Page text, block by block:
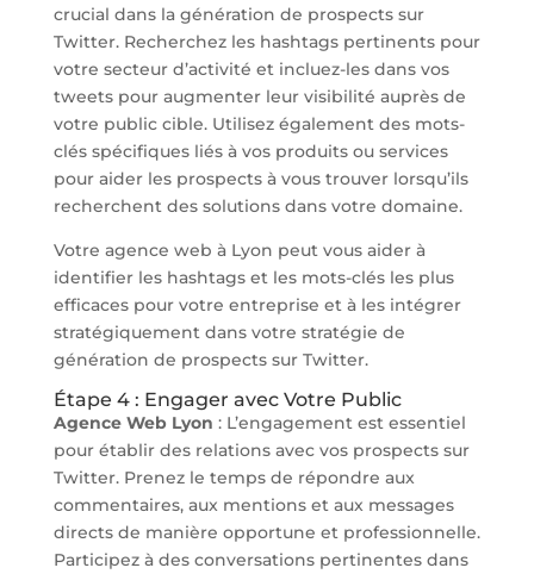
crucial dans la génération de prospects sur
Twitter. Recherchez les hashtags pertinents pour
votre secteur d’activité et incluez-les dans vos
tweets pour augmenter leur visibilité auprès de
votre public cible. Utilisez également des mots-
clés spécifiques liés à vos produits ou services
pour aider les prospects à vous trouver lorsqu’ils
recherchent des solutions dans votre domaine.
Votre agence web à Lyon peut vous aider à
identifier les hashtags et les mots-clés les plus
efficaces pour votre entreprise et à les intégrer
stratégiquement dans votre stratégie de
génération de prospects sur Twitter.
Étape 4 : Engager avec Votre Public
Agence Web Lyon : L’engagement est essentiel
pour établir des relations avec vos prospects sur
Twitter. Prenez le temps de répondre aux
commentaires, aux mentions et aux messages
directs de manière opportune et professionnelle.
Participez à des conversations pertinentes dans